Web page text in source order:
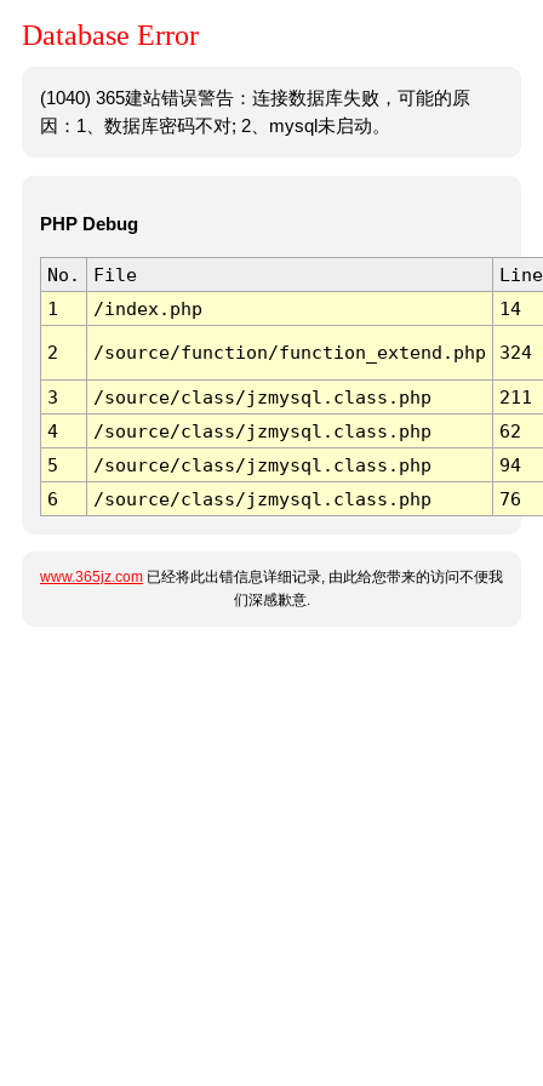
Database Error
(1040) 365建站错误警告：连接数据库失败，可能的原
因：1、数据库密码不对; 2、mysql未启动。
PHP Debug
No. File
Line
1
/index.php 14
2 /source/function/function_extend.php 324
3 /source/class/jzmysql.class.php
211
4
/source/class/jzmysql.class.php
62
5
/source/class/jzmysql.class.php
94
6
/source/class/jzmysql.class.php 76
www.365jz.com 已经将此出错信息详细记录, 由此给您带来的访问不便我
们深感歉意.